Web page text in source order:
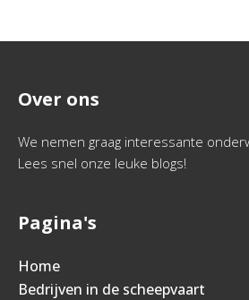
Over ons
We nemen graag interessante
Lees snel onze leuke blogs!
Pagina's
Home
Bedrijven in de scheepvaart